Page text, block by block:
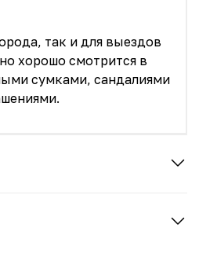
так и для выездов
хорошо смотрится в
сумками, сандалиями